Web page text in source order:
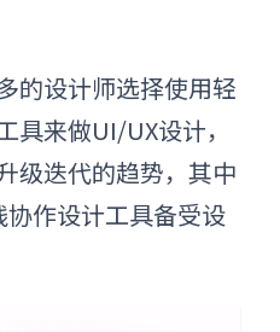
的设计师选择使用轻
具来做UI/UX设计，
级迭代的趋势，其中
作设计工具备受设